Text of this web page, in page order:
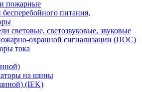
пожарные
питания,
световые, светозвуковые, звуковые
охранной сигнализации (ПОС)
тока
на шины
(IEK)